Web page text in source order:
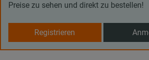
Preise zu sehen und direkt zu bestellen!
Registrieren